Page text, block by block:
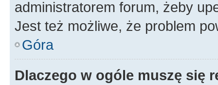
administratorem forum, żeby
Jest też możliwe, że problem
Góra
Dlaczego w ogóle muszę się